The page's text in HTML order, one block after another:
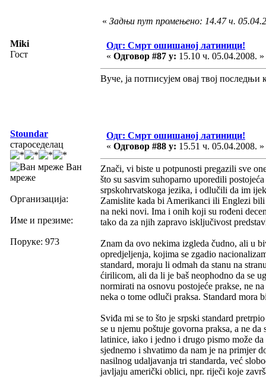
« Задњи пут промењено: 14.47 ч.
Miki
Гост
Одг: Смрт ошишаној латиници!
« Одговор #87 у: 15.10 ч. 05.04.2008. »
Вуче, ја потписујем овај твој последњи
Stoundar
староседелац
Ван
мреже
Организација:
Име и презиме:
Поруке: 973
Одг: Смрт ошишаној латиници!
« Одговор #88 у: 15.51 ч. 05.04.2008. »
Znači, vi biste u potpunosti pregazili sve
što su sasvim suhoparno uporedili
srpskohrvatskoga jezika, i odlučili da im
Zamislite kada bi Amerikanci ili Englezi
na neki novi. Ima i onih koji su rođeni
tako da za njih zapravo isključivost
Znam da ovo nekima izgleda čudno, ali u
opredjeljenja, kojima se zgadio
standard, moraju li odmah da stanu na
ćirilicom, ali da li je baš neophodno da se
normirati na osnovu postojeće prakse, ne
neka o tome odluči praksa. Standard
Sviđa mi se to što je srpski standard
se u njemu poštuje govorna praksa, a ne
latinice, iako i jedno i drugo pismo može
sjednemo i shvatimo da nam je na primjer
nasilnog udaljavanja tri standarda, već
javljaju američki oblici, npr. riječi koje